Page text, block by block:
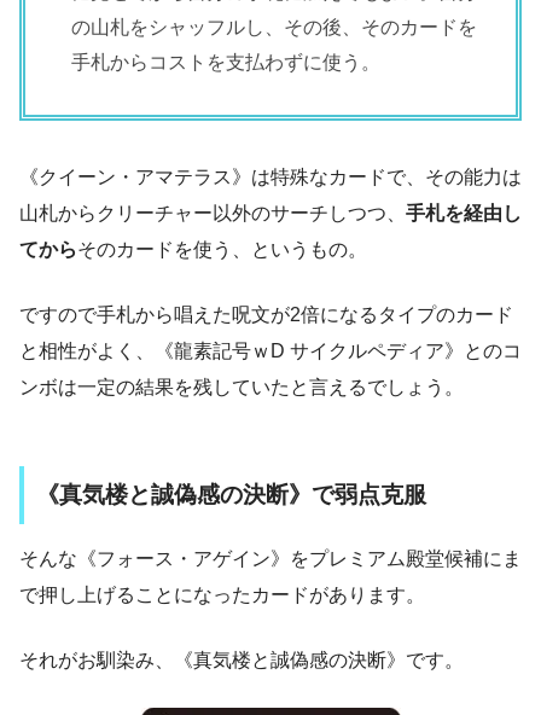
の山札をシャッフルし、その後、そのカードを
手札からコストを支払わずに使う。
《クイーン・アマテラス》は特殊なカードで、その能力は
山札からクリーチャー以外のサーチしつつ、 手札を経由し
てからそのカードを使う、というもの。
ですので手札から唱えた呪文が2倍になるタイプのカード
と相性がよく、《龍素記号ｗD サイクルペディア》とのコ
ンボは一定の結果を残していたと言えるでしょう。
《真気楼と誠偽感の決断》で弱点克服
そんな《フォース・アゲイン》をプレミアム殿堂候補にま
で押し上げることになったカードがあります。
それがお馴染み、《真気楼と誠偽感の決断》です。